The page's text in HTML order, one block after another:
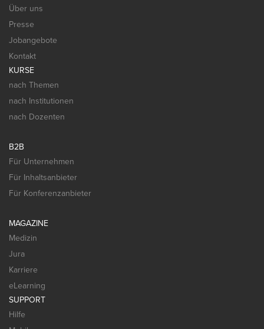
Über uns
Presse
Jobangebote
Kontakt
KURSE
nach Themen
nach Institutionen
nach Dozenten
B2B
Für Unternehmen
Für Inhaltsanbieter
Für Konferenzanbieter
MAGAZINE
Medizin
Jura
Karriere
eLearning
SUPPORT
Hilfe